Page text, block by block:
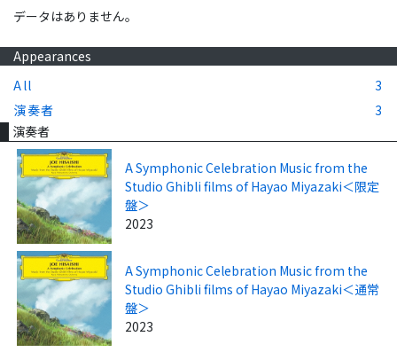
データはありません。
Appearances
All
3
演奏者
3
演奏者
A Symphonic Celebration Music from the
Studio Ghibli films of Hayao Miyazaki＜限定
盤＞
2023
A Symphonic Celebration Music from the
Studio Ghibli films of Hayao Miyazaki＜通常
盤＞
2023